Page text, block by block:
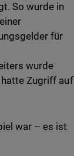
So wurde in
für
wurde
Zugriff auf
war – es ist